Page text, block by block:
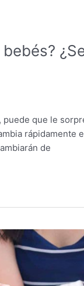
que le
rápidamente
de